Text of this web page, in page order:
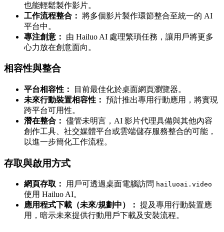
也能輕鬆製作影片。
工作流程整合：
將多個影片製作環節整合至統一的 AI
平台中。
專注創意：
由 Hailuo AI 處理繁瑣任務，讓用戶將更多
心力放在創意面向。
相容性與整合
平台相容性：
目前最佳化於桌面網頁瀏覽器。
未來行動裝置相容性： 預計推出專用行動應用，將實現
跨平台可用性。
潛在整合： 儘管未明言，AI 影片代理具備與其他內容
創作工具、社交媒體平台或雲端儲存服務整合的可能，
以進一步簡化工作流程。
存取與啟用方式
網頁存取： 用戶可透過桌面電腦訪問 hailuoai.video
使用 Hailuo AI。
應用程式下載（未來/規劃中）： 提及專用行動裝置應
用，暗示未來提供行動用戶下載及安裝流程。